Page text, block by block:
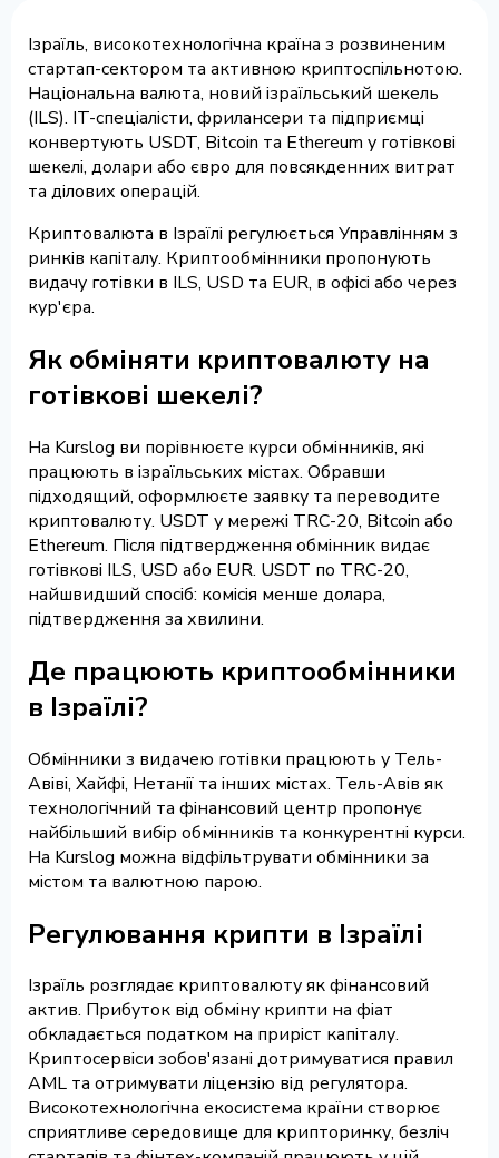
Ізраїль, високотехнологічна країна з розвиненим
стартап-сектором та активною криптоспільнотою.
Національна валюта, новий ізраїльський шекель
(ILS). IT-спеціалісти, фрилансери та підприємці
конвертують USDT, Bitcoin та Ethereum у готівкові
шекелі, долари або євро для повсякденних витрат
та ділових операцій.
Криптовалюта в Ізраїлі регулюється Управлінням з
ринків капіталу. Криптообмінники пропонують
видачу готівки в ILS, USD та EUR, в офісі або через
кур'єра.
Як обміняти криптовалюту на
готівкові шекелі?
На Kurslog ви порівнюєте курси обмінників, які
працюють в ізраїльських містах. Обравши
підходящий, оформлюєте заявку та переводите
криптовалюту. USDT у мережі TRC-20, Bitcoin або
Ethereum. Після підтвердження обмінник видає
готівкові ILS, USD або EUR. USDT по TRC-20,
найшвидший спосіб: комісія менше долара,
підтвердження за хвилини.
Де працюють криптообмінники
в Ізраїлі?
Обмінники з видачею готівки працюють у Тель-
Авіві, Хайфі, Нетанії та інших містах. Тель-Авів як
технологічний та фінансовий центр пропонує
найбільший вибір обмінників та конкурентні курси.
На Kurslog можна відфільтрувати обмінники за
містом та валютною парою.
Регулювання крипти в Ізраїлі
Ізраїль розглядає криптовалюту як фінансовий
актив. Прибуток від обміну крипти на фіат
обкладається податком на приріст капіталу.
Криптосервіси зобов'язані дотримуватися правил
AML та отримувати ліцензію від регулятора.
Високотехнологічна екосистема країни створює
сприятливе середовище для крипторинку, безліч